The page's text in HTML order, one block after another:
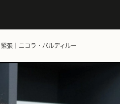
張｜ニコラ・バルディルー